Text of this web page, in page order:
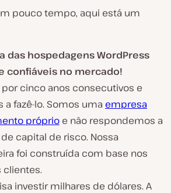
pouco tempo, aqui está um
das hospedagens WordPress
confiáveis no mercado!
por cinco anos consecutivos e
fazê-lo. Somos uma empresa
próprio e não respondemos a
capital de risco. Nossa
foi construída com base nos
clientes.
investir milhares de dólares. A